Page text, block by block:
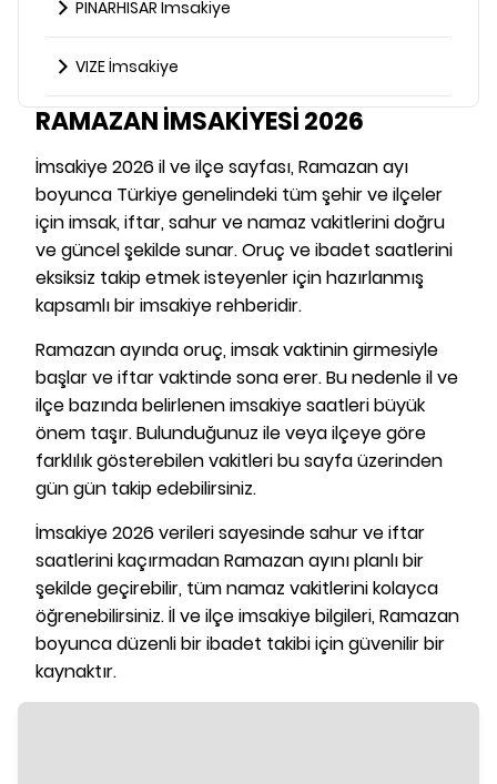
PINARHISAR İmsakiye
VIZE İmsakiye
RAMAZAN İMSAKİYESİ 2026
İmsakiye 2026 il ve ilçe sayfası, Ramazan ayı
boyunca Türkiye genelindeki tüm şehir ve ilçeler
için imsak, iftar, sahur ve namaz vakitlerini doğru
ve güncel şekilde sunar. Oruç ve ibadet saatlerini
eksiksiz takip etmek isteyenler için hazırlanmış
kapsamlı bir imsakiye rehberidir.
Ramazan ayında oruç, imsak vaktinin girmesiyle
başlar ve iftar vaktinde sona erer. Bu nedenle il ve
ilçe bazında belirlenen imsakiye saatleri büyük
önem taşır. Bulunduğunuz ile veya ilçeye göre
farklılık gösterebilen vakitleri bu sayfa üzerinden
gün gün takip edebilirsiniz.
İmsakiye 2026 verileri sayesinde sahur ve iftar
saatlerini kaçırmadan Ramazan ayını planlı bir
şekilde geçirebilir, tüm namaz vakitlerini kolayca
öğrenebilirsiniz. İl ve ilçe imsakiye bilgileri, Ramazan
boyunca düzenli bir ibadet takibi için güvenilir bir
kaynaktır.